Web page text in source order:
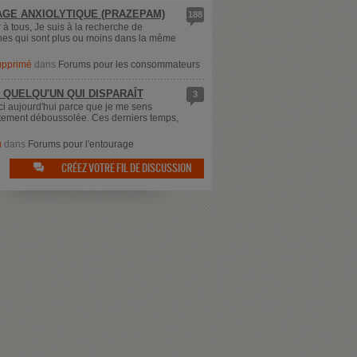
188
ANXIOLYTIQUE (PRAZEPAM)
à tous, Je suis à la recherche de
qui sont plus ou moins dans la même
dans Forums pour les consommateurs
3
QUELQU'UN QUI DISPARAÎT
aujourd'hui parce que je me sens
déboussolée. Ces derniers temps,
dans Forums pour l'entourage
 CRÉEZ VOTRE FIL DE DISCUSSION